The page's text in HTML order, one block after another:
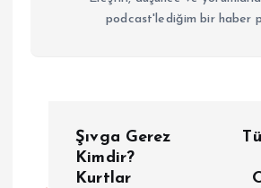
podcast'lediğim bir haber
Şıvga Gerez
Kimdir?
Kurtlar